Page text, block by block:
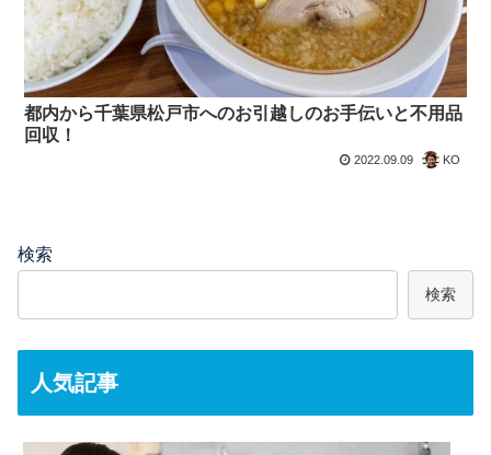
都内から千葉県松戸市へのお引越しのお手伝いと不用品
回収！
2022.09.09 KO
検索
検索
人気記事